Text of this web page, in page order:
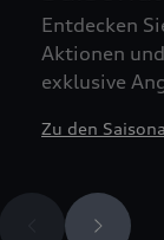
Entdecken
Aktionen
exklusive
Zu den